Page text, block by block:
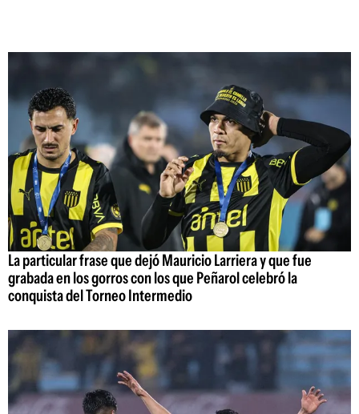
La particular frase que dejó Mauricio Larriera y que fue
grabada en los gorros con los que Peñarol celebró la
conquista del Torneo Intermedio